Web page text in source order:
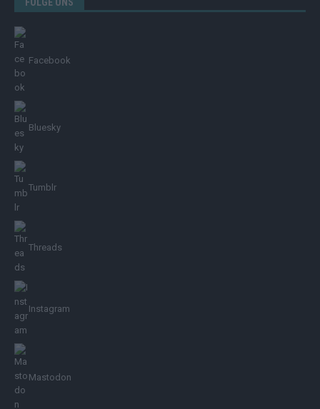
Facebook
Bluesky
Tumblr
Threads
Instagram
Mastodon